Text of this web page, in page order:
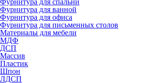
Фурнитура для спальни
Фурнитура для ванной
Фурнитура для офиса
Фурнитура для письменных столов
Материалы для мебели
МДФ
ДСП
Массив
Пластик
Шпон
ЛДСП